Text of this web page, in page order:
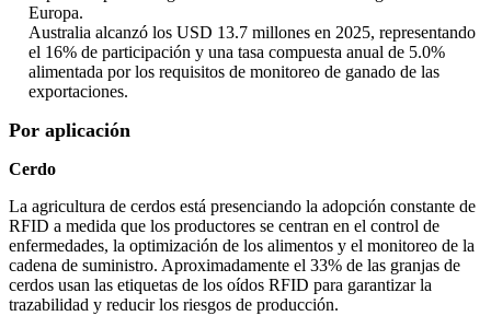
Europa.
Australia alcanzó los USD 13.7 millones en 2025, representando
el 16% de participación y una tasa compuesta anual de 5.0%
alimentada por los requisitos de monitoreo de ganado de las
exportaciones.
Por aplicación
Cerdo
La agricultura de cerdos está presenciando la adopción constante de
RFID a medida que los productores se centran en el control de
enfermedades, la optimización de los alimentos y el monitoreo de la
cadena de suministro. Aproximadamente el 33% de las granjas de
cerdos usan las etiquetas de los oídos RFID para garantizar la
trazabilidad y reducir los riesgos de producción.